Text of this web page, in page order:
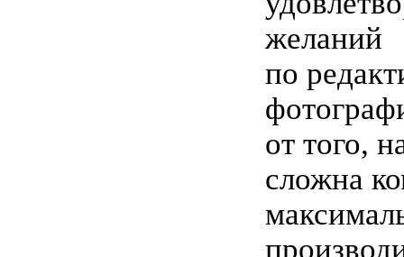
желаний
по
от того,
сложна